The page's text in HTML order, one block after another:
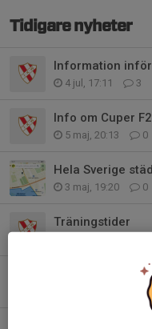
Tidigare nyheter
Information
4 jul, 17:11 3
Info om Cuper
5 maj, 20:13 0
Hela Sverige
3 maj, 19:20 0
Träningstider
Nya